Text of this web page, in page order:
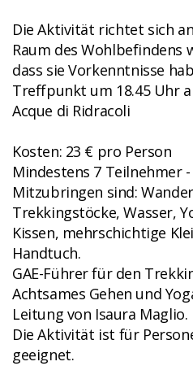
Die Aktivität richtet sich
Raum des Wohlbefindens
dass sie Vorkenntnisse
Treffpunkt um 18.45 Uhr
Acque di Ridracoli
Kosten: 23 € pro Person
Mindestens 7 Teilnehmer
Mitzubringen sind:
Trekkingstöcke, Wasser,
Kissen, mehrschichtige
Handtuch.
GAE-Führer für den
Achtsames Gehen und
Leitung von Isaura Maglio.
Die Aktivität ist für
geeignet.